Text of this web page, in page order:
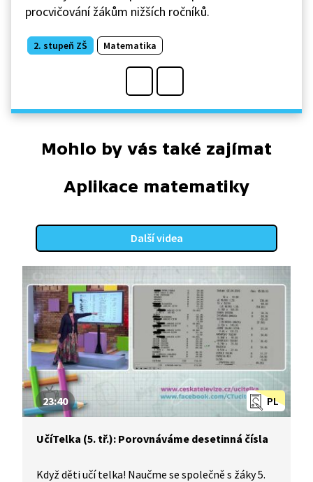
procvičování žákům nižších ročníků.
2. stupeň ZŠ Matematika
Mohlo by vás také zajímat
Aplikace matematiky
Další videa
PL
23:40
UčíTelka (5. tř.): Porovnáváme desetinná čísla
Když děti učí telka! Naučme se společně s žáky 5.